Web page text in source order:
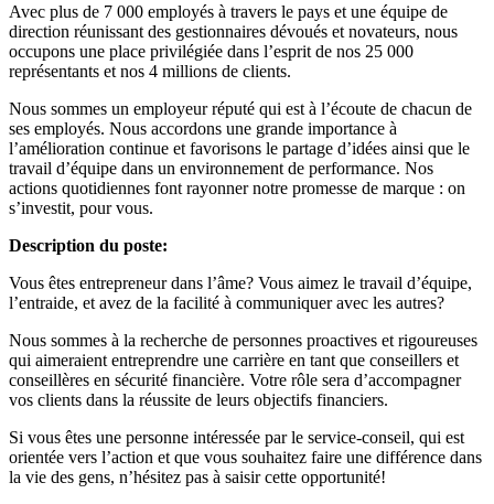
Avec plus de 7 000 employés à travers le pays et une équipe de
direction réunissant des gestionnaires dévoués et novateurs, nous
occupons une place privilégiée dans l’esprit de nos 25 000
représentants et nos 4 millions de clients.
Nous sommes un employeur réputé qui est à l’écoute de chacun de
ses employés. Nous accordons une grande importance à
l’amélioration continue et favorisons le partage d’idées ainsi que le
travail d’équipe dans un environnement de performance. Nos
actions quotidiennes font rayonner notre promesse de marque : on
s’investit, pour vous.
Description du poste:
Vous êtes entrepreneur dans l’âme? Vous aimez le travail d’équipe,
l’entraide, et avez de la facilité à communiquer avec les autres?
Nous sommes à la recherche de personnes proactives et rigoureuses
qui aimeraient entreprendre une carrière en tant que conseillers et
conseillères en sécurité financière. Votre rôle sera d’accompagner
vos clients dans la réussite de leurs objectifs financiers.
Si vous êtes une personne intéressée par le service-conseil, qui est
orientée vers l’action et que vous souhaitez faire une différence dans
la vie des gens, n’hésitez pas à saisir cette opportunité!